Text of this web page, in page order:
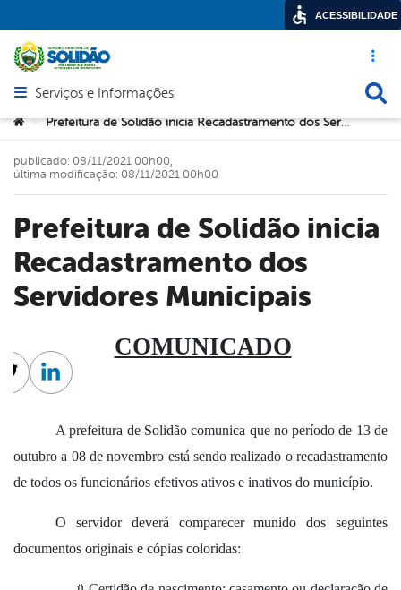
Acesso
Abrir menu principal de navegação
Serviços e Informações
Você está aqui:
> Prefeitura de Solidão inicia Recadastramento dos Servidores Municipais
Prefeitura de Solidão inicia
Recadastramento dos
Servidores Municipais
publicado: 08/11/2021 00h00,
última modificação: 08/11/2021 00h00
COMUNICADO
A prefeitura de Solidão comunica que no período de 13 de
outubro a 08 de novembro está sendo realizado o recadastramento
de todos os funcionários efetivos ativos e inativos do município.
O servidor deverá comparecer munido dos seguintes
documentos originais e cópias coloridas:
TwitterLinkedin
ACESSIBILIDADE